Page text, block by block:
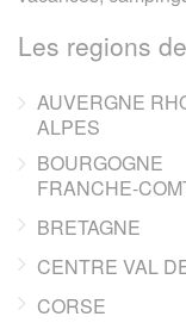
Les regions
AUVERGNE
ALPES
BOURGOGNE
FRANCHE-
BRETAGNE
CENTRE VAL
CORSE